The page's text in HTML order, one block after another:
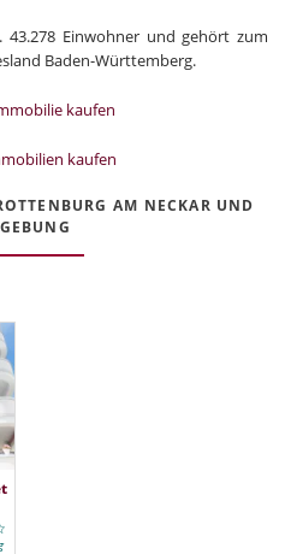
Einwohner und gehört zum
Baden-Württemberg.
kaufen
kaufen
AM NECKAR UND